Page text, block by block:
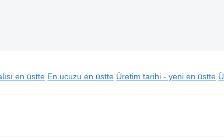
en üstte En ucuzu en üstte Üretim tarihi - yeni en üstte